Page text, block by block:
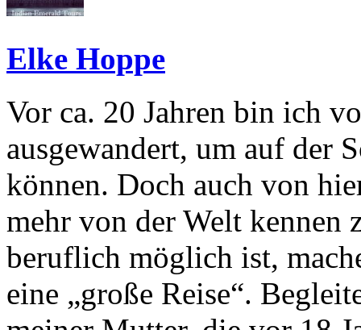
Elke Hoppe
Vor ca. 20 Jahren bin ich
ausgewandert, um auf der
können. Doch auch von
mehr von der Welt kennen
beruflich möglich ist,
eine „große Reise“.